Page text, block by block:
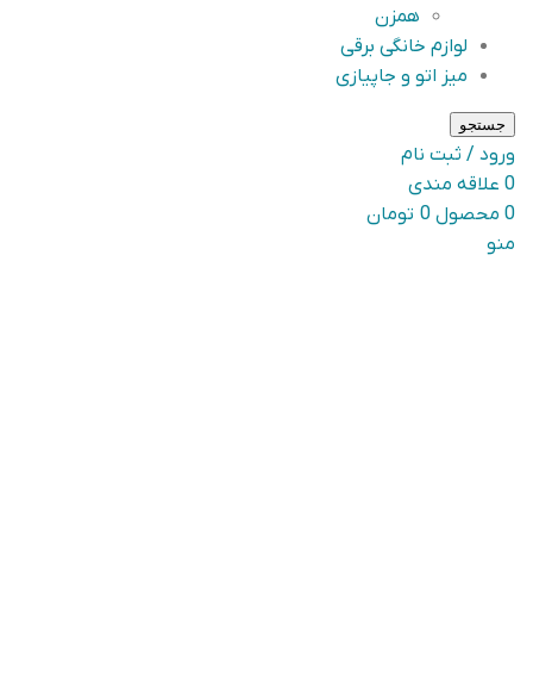
همزن
لوازم خانگی برقی
میز اتو و جاپیازی
جستجو
ورود / ثبت نام
0 علاقه مندی
0 محصول 0 تومان
منو